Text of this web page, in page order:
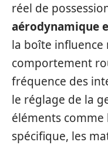
réel de
aérodynamique
la boîte influence
comportement
fréquence des
le réglage de la
éléments
spécifique, les